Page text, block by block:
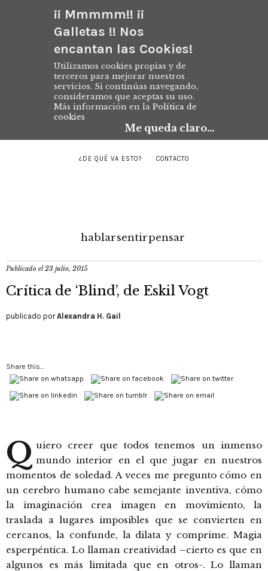
¡¡ Mmmmm!! ¡¡
Galletas !! Nos
encantan las Cookies!
Utilizamos cookies propias y de
terceros para mejorar nuestros
servicios. Si continúas navegando,
consideramos que aceptas su uso.
Más información en la Política de
cookies
Me queda claro...
¿DE QUÉ VA ESTO? CONTACTO
hablarsentirpensar
Publicado el23 julio, 2015
Crítica de ‘Blind’, de Eskil Vogt
publicado porAlexandra H. Gail
Share this...
Q uiero creer que todos tenemos un inmenso
mundo interior en el que jugar en nuestros
momentos de soledad. A veces me pregunto cómo en
un cerebro humano cabe semejante inventiva, cómo
la imaginación crea imagen en movimiento, la
traslada a lugares imposibles que se convierten en
cercanos, la confunde, la dilata y comprime. Magia
esperpéntica. Lo llaman creatividad –cierto es que en
algunos es más limitada que en otros-. Lo llaman